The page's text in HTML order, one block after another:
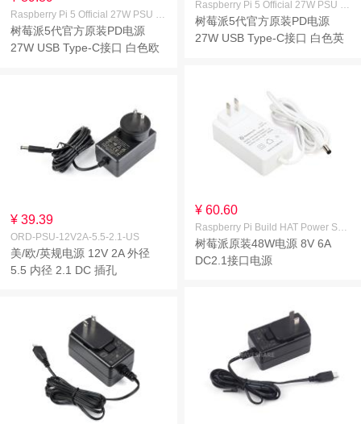
Raspberry Pi 5 Official 27W PSU White UK
树莓派5代官方原装PD电源
27W USB Type-C接口 白色英
Raspberry Pi 5 Official 27W PSU White EU
树莓派5代官方原装PD电源
27W USB Type-C接口 白色欧
¥ 60.60
Raspberry Pi Build HAT Power Supply
树莓派原装48W电源 8V 6A
DC2.1接口电源
¥ 39.39
ORD-PSU-12V2A-5.5-2.1-US
美/欧/英规电源 12V 2A 外径
5.5 内径 2.1 DC 插孔